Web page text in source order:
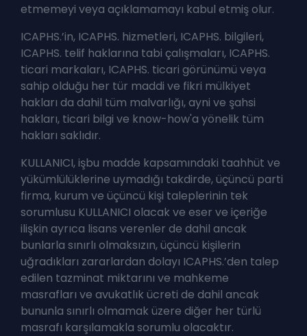
etmemeyi veya açıklamamayı kabul etmiş olur.
ICAPHS.’in, ICAPHS. hizmetleri, ICAPHS. bilgileri,
ICAPHS. telif haklarına tabi çalışmaları, ICAPHS.
ticari markaları, ICAPHS. ticari görünümü veya
sahip olduğu her tür maddi ve fikri mülkiyet
hakları da dahil tüm malvarlığı, ayni ve şahsi
hakları, ticari bilgi ve know-how'a yönelik tüm
hakları saklıdır.
KULLANICI, işbu madde kapsamındaki taahhüt ve
yükümlülüklerine uymadığı takdirde, üçüncü parti
firma, kurum ve üçüncü kişi taleplerinin tek
sorumlusu KULLANICI olacak ve eser ve içeriğe
ilişkin ayrıca lisans verenler de dahil ancak
bunlarla sınırlı olmaksızın, üçüncü kişilerin
uğradıkları zararlardan dolayı ICAPHS.’den talep
edilen tazminat miktarını ve mahkeme
masrafları ve avukatlık ücreti de dahil ancak
bununla sınırlı olmamak üzere diğer her türlü
masrafı karşılamakla sorumlu olacaktır.